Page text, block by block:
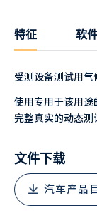
特征 软
受测设备测试用气
使用专用于该用途
完整真实的动态测
文件下载
汽车产品